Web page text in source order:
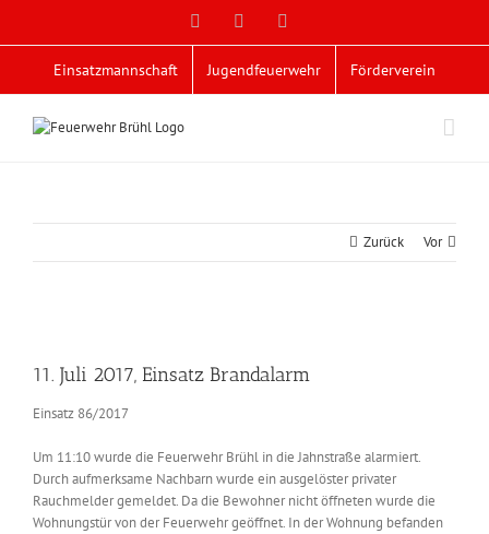
Facebook
Einsatzmannschaft Jugendfeuerwehr Förderverein
Zurück Vor
Bild
11. Juli 2017, Einsatz Brandalarm
Einsatz 86/2017
Um 11:10 wurde die Feuerwehr Brühl in die Jahnstraße alarmiert.
Durch aufmerksame Nachbarn wurde ein ausgelöster privater
Rauchmelder gemeldet. Da die Bewohner nicht öffneten wurde die
Wohnungstür von der Feuerwehr geöffnet. In der Wohnung befanden